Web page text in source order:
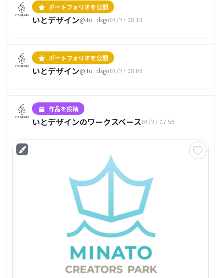
ポートフォリオを公開
いとデザイン@ito_dsgn01/27 08:10
落人の珈琲 様ロゴデザイン
ポートフォリオを公開
いとデザイン@ito_dsgn01/27 08:09
みかた出版様ロゴデザイン
作品を投稿
いとデザインのワークスペース01/27 07:56